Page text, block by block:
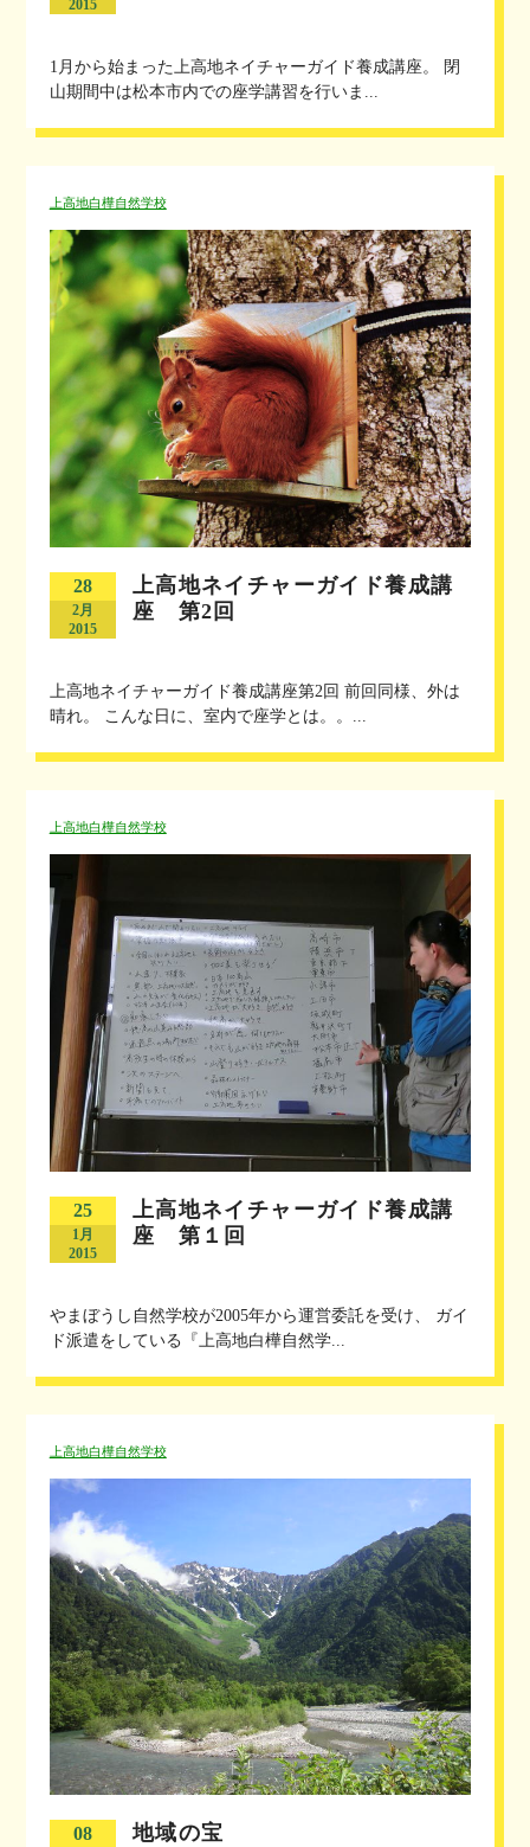
2015
1月から始まった上高地ネイチャーガイド養成講座。 閉
山期間中は松本市内での座学講習を行いま...
上高地白樺自然学校
28
2月
2015
上高地ネイチャーガイド養成講
座 第2回
上高地ネイチャーガイド養成講座第2回 前回同様、外は
晴れ。 こんな日に、室内で座学とは。。...
上高地白樺自然学校
25
1月
2015
上高地ネイチャーガイド養成講
座 第１回
やまぼうし自然学校が2005年から運営委託を受け、 ガイ
ド派遣をしている『上高地白樺自然学...
上高地白樺自然学校
08 地域の宝